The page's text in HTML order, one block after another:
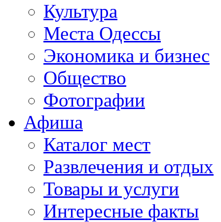
Культура
Места Одессы
Экономика и бизнес
Общество
Фотографии
Афиша
Каталог мест
Развлечения и отдых
Товары и услуги
Интересные факты